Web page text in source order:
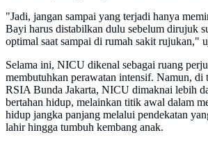
"Jadi, jangan sampai yang terjadi hanya
Bayi harus distabilkan dulu sebelum dirujuk
optimal saat sampai di rumah sakit rujukan,"
Selama ini, NICU dikenal sebagai ruang
membutuhkan perawatan intensif. Namun, di
RSIA Bunda Jakarta, NICU dimaknai lebih
bertahan hidup, melainkan titik awal dalam
hidup jangka panjang melalui pendekatan
lahir hingga tumbuh kembang anak.